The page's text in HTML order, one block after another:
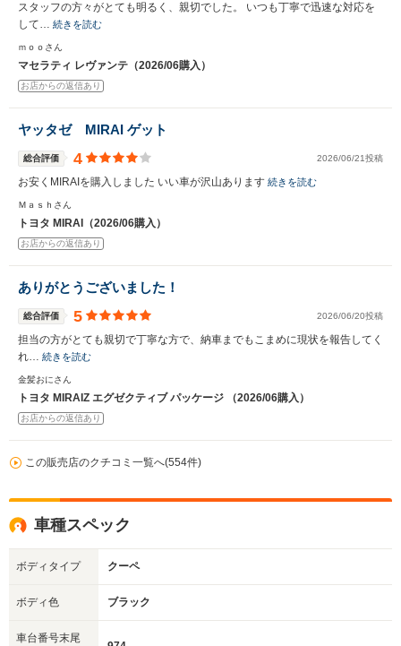
スタッフの方々がとても明るく、親切でした。 いつも丁寧で迅速な対応を
して… 続きを読む
ｍｏｏさん
マセラティ レヴァンテ（2026/06購入）
お店からの返信あり
ヤッタゼ MIRAI ゲット
総合評価 4 2026/06/21投稿
お安くMIRAIを購入しました いい車が沢山あります 続きを読む
Ｍａｓｈさん
トヨタ MIRAI（2026/06購入）
お店からの返信あり
ありがとうございました！
総合評価 5 2026/06/20投稿
担当の方がとても親切で丁寧な方で、納車までもこまめに現状を報告してく
れ… 続きを読む
金髪おにさん
トヨタ MIRAIZ エグゼクティブ パッケージ （2026/06購入）
お店からの返信あり
この販売店のクチコミ一覧へ(554件)
車種スペック
ボディタイプ クーペ
ボディ色 ブラック
車台番号末尾